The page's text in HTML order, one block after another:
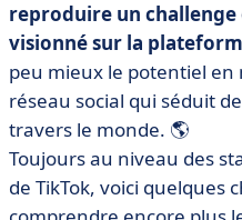
reproduire un
visionné sur la
peu mieux le potentiel en
réseau social qui séduit
travers le monde. 🌎
Toujours au niveau des
de TikTok, voici